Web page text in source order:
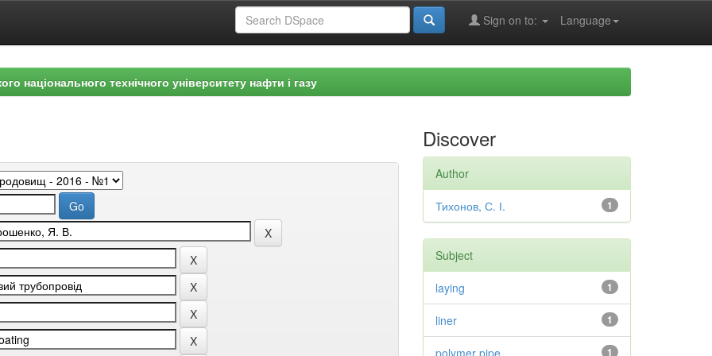
Language
Sign on to:
національного технічного університету нафти і газу
Discover
Author
1
Тихонов, С. І.
Subject
1
laying
1
liner
1
polymer pipe